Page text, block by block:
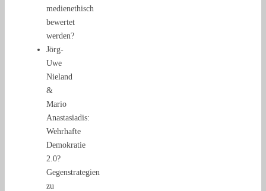
medienethisch
bewertet
werden?
Jörg-
Uwe
Nieland
&
Mario
Anastasiadis:
Wehrhafte
Demokratie
2.0?
Gegenstrategien
zu